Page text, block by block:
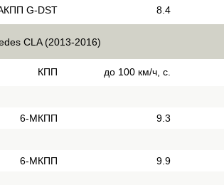
G-DST 8.4
CLA (2013-2016)
КПП до 100 км/ч, с.
6-МКПП 9.3
6-МКПП 9.9